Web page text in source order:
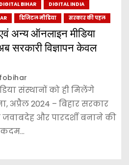
DIGITAL BIHAR
DIGITAL INDIA
डिजिटल मीडिया सरकार की पहल
अन्य ऑनलाइन मीडिया
सरकारी विज्ञापन केवल
संस्थानों को ही मिलेंगे
अप्रैल 2024 – बिहार सरकार
जवाबदेह और पारदर्शी बनाने की
कदम…